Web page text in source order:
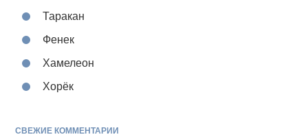
Таракан
Фенек
Хамелеон
Хорёк
СВЕЖИЕ КОММЕНТАРИИ